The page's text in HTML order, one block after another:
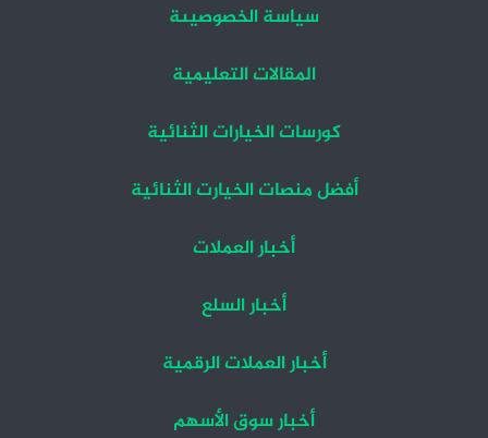
سياسة الخصوصيىة
المقالات التعليمية
كورسات الخيارات الثنائية
أفضل منصات الخيارت الثنائية
أخبار العملات
أخبار السلع
أخبار العملات الرقمية
أخبار سوق الأسهم